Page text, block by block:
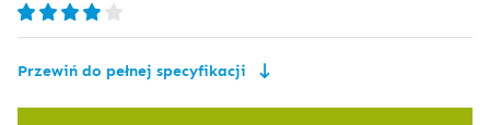
Przewiń do pełnej specyfikacji